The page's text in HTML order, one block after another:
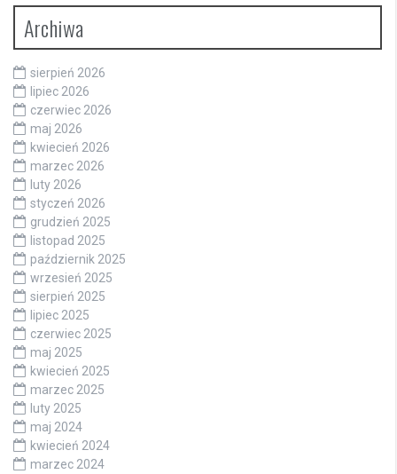
Archiwa
sierpień 2026
lipiec 2026
czerwiec 2026
maj 2026
kwiecień 2026
marzec 2026
luty 2026
styczeń 2026
grudzień 2025
listopad 2025
październik 2025
wrzesień 2025
sierpień 2025
lipiec 2025
czerwiec 2025
maj 2025
kwiecień 2025
marzec 2025
luty 2025
maj 2024
kwiecień 2024
marzec 2024